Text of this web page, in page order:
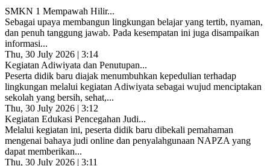
SMKN 1 Mempawah Hilir...
Sebagai upaya membangun lingkungan belajar yang tertib, nyaman,
dan penuh tanggung jawab. Pada kesempatan ini juga disampaikan
informasi...
Thu, 30 July 2026 | 3:14
Kegiatan Adiwiyata dan Penutupan...
Peserta didik baru diajak menumbuhkan kepedulian terhadap
lingkungan melalui kegiatan Adiwiyata sebagai wujud menciptakan
sekolah yang bersih, sehat,...
Thu, 30 July 2026 | 3:12
Kegiatan Edukasi Pencegahan Judi...
Melalui kegiatan ini, peserta didik baru dibekali pemahaman
mengenai bahaya judi online dan penyalahgunaan NAPZA yang
dapat memberikan...
Thu, 30 July 2026 | 3:11